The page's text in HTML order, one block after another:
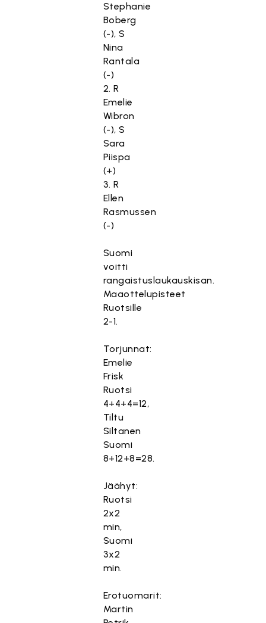
Stephanie
Boberg
(-), S
Nina
Rantala
(-)
2. R
Emelie
Wibron
(-), S
Sara
Piispa
(+)
3. R
Ellen
Rasmussen
(-)
Suomi
voitti
rangaistuslaukauskisan.
Maaottelupisteet
Ruotsille
2-1.
Torjunnat:
Emelie
Frisk
Ruotsi
4+4+4=12,
Tiltu
Siltanen
Suomi
8+12+8=28.
Jäähyt:
Ruotsi
2x2
min,
Suomi
3x2
min.
Erotuomarit:
Martin